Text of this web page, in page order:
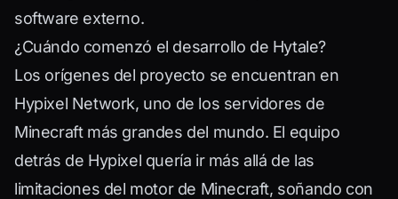
software externo.
¿Cuándo comenzó el desarrollo de Hytale?
Los orígenes del proyecto se encuentran en
Hypixel Network, uno de los servidores de
Minecraft más grandes del mundo. El equipo
detrás de Hypixel quería ir más allá de las
limitaciones del motor de Minecraft, soñando con